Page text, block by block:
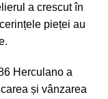
a crescut în
pieței au
Herculano a
și vânzarea